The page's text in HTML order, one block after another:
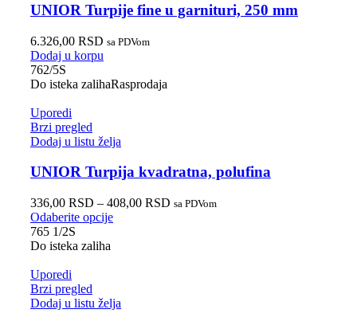
UNIOR Turpije fine u garnituri, 250 mm
6.326,00 RSD sa PDVom
Dodaj u korpu
762/5S
Do isteka zalihaRasprodaja
Uporedi
Brzi pregled
Dodaj u listu želja
UNIOR Turpija kvadratna, polufina
336,00 RSD – 408,00 RSD sa PDVom
Odaberite opcije
765 1/2S
Do isteka zaliha
Uporedi
Brzi pregled
Dodaj u listu želja